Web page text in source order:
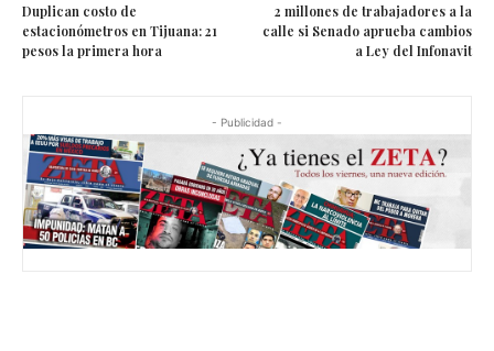
Duplican costo de
estacionómetros en Tijuana: 21
pesos la primera hora
2 millones de trabajadores a la
calle si Senado aprueba cambios
a Ley del Infonavit
- Publicidad -